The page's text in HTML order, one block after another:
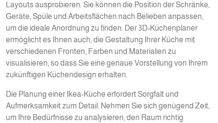
Layouts ausprobieren. Sie können die Position der Schränke,
Geräte, Spüle und Arbeitsflächen nach Belieben anpassen,
um die ideale Anordnung zu finden. Der 3D-Küchenplaner
ermöglicht es Ihnen auch, die Gestaltung Ihrer Küche mit
verschiedenen Fronten, Farben und Materialien zu
visualisieren, so dass Sie eine genaue Vorstellung von Ihrem
zukünftigen Küchendesign erhalten.
Die Planung einer Ikea-Küche erfordert Sorgfalt und
Aufmerksamkeit zum Detail. Nehmen Sie sich genügend Zeit,
um Ihre Bedürfnisse zu analysieren, den Raum richtig